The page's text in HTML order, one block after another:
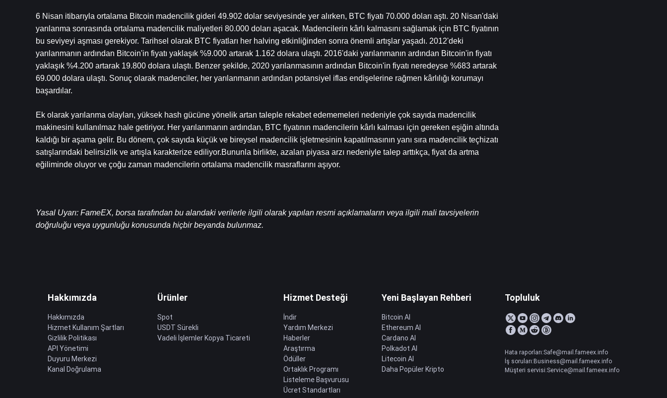
6 Nisan itibarıyla ortalama Bitcoin madencilik gideri 49.902 dolar seviyesinde yer alırken, BTC fiyatı 70.000 doları aştı. 20 Nisan'daki
yarılanma sonrasında ortalama madencilik maliyetleri 80.000 doları aşacak. Madencilerin kârlı kalmasını sağlamak için BTC fiyatının
bu seviyeyi aşması gerekiyor. Tarihsel olarak BTC fiyatları her halving etkinliğinden sonra önemli artışlar yaşadı. 2012'deki
yarılanmanın ardından Bitcoin'in fiyatı yaklaşık %9.000 artarak 1.162 dolara ulaştı. 2016'daki yarılanmanın ardından Bitcoin'in fiyatı
yaklaşık %4.200 artarak 19.800 dolara ulaştı. Benzer şekilde, 2020 yarılanmasının ardından Bitcoin'in fiyatı neredeyse %683 artarak
69.000 dolara ulaştı. Sonuç olarak madenciler, her yarılanmanın ardından potansiyel iflas endişelerine rağmen kârlılığı korumayı
başardılar.
Ek olarak yarılanma olayları, yüksek hash gücüne yönelik artan taleple rekabet edememeleri nedeniyle çok sayıda madencilik
makinesini kullanılmaz hale getiriyor. Her yarılanmanın ardından, BTC fiyatının madencilerin kârlı kalması için gereken eşiğin altında
kaldığı bir aşama gelir. Bu dönem, çok sayıda küçük ve bireysel madencilik işletmesinin kapatılmasının yanı sıra madencilik teçhizatı
satışlarındaki belirsizlik ve artışla karakterize ediliyor.Bununla birlikte, azalan piyasa arzı nedeniyle talep arttıkça, fiyat da artma
eğiliminde oluyor ve çoğu zaman madencilerin ortalama madencilik masraflarını aşıyor.
Yasal Uyarı: FameEX, borsa tarafından bu alandaki verilerle ilgili olarak yapılan resmi açıklamaların veya ilgili mali tavsiyelerin
doğruluğu veya uygunluğu konusunda hiçbir beyanda bulunmaz.
Hakkımızda
Hakkımızda
Hizmet Kullanım Şartları
Gizlilik Politikası
API Yönetimi
Duyuru Merkezi
Kanal Doğrulama
Ürünler
Spot
USDT Sürekli
Vadeli İşlemler Kopya Ticareti
Hizmet Desteği
İndir
Yardım Merkezi
Haberler
Araştırma
Ödüller
Ortaklık Programı
Listeleme Başvurusu
Ücret Standartları
Yeni Başlayan Rehberi
Bitcoin Al
Ethereum Al
Cardano Al
Polkadot Al
Litecoin Al
Daha Popüler Kripto
Topluluk
Hata raporları:Safe@mail.fameex.info
İş soruları:Business@mail.fameex.info
Müşteri servisi:Service@mail.fameex.info